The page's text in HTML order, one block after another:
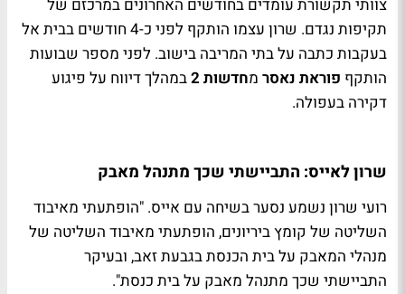
צוותי תקשורת עומדים בחודשים האחרונים במרכזם של
תקיפות נגדם. שרון עצמו הותקף לפני כ-4 חודשים בבית אל
בעקבות כתבה על בתי המריבה בישוב. לפני מספר שבועות
הותקף פוראת נאסר מחדשות 2
במהלך דיווח על פיגוע
דקירה בעפולה.
שרון לאייס: התביישתי שכך מתנהל מאבק
רועי שרון נשמע נסער בשיחה עם אייס. "הופתעתי מאיבוד
השליטה של קומץ ביריונים, הופתעתי מאיבוד השליטה של
מנהלי המאבק על בית הכנסת בגבעת זאב, ובעיקר
התביישתי שכך מתנהל מאבק על בית כנסת".